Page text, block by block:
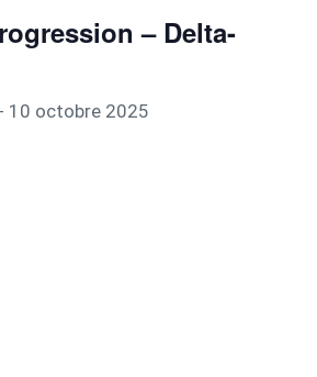
– Delta-
- 10 octobre 2025